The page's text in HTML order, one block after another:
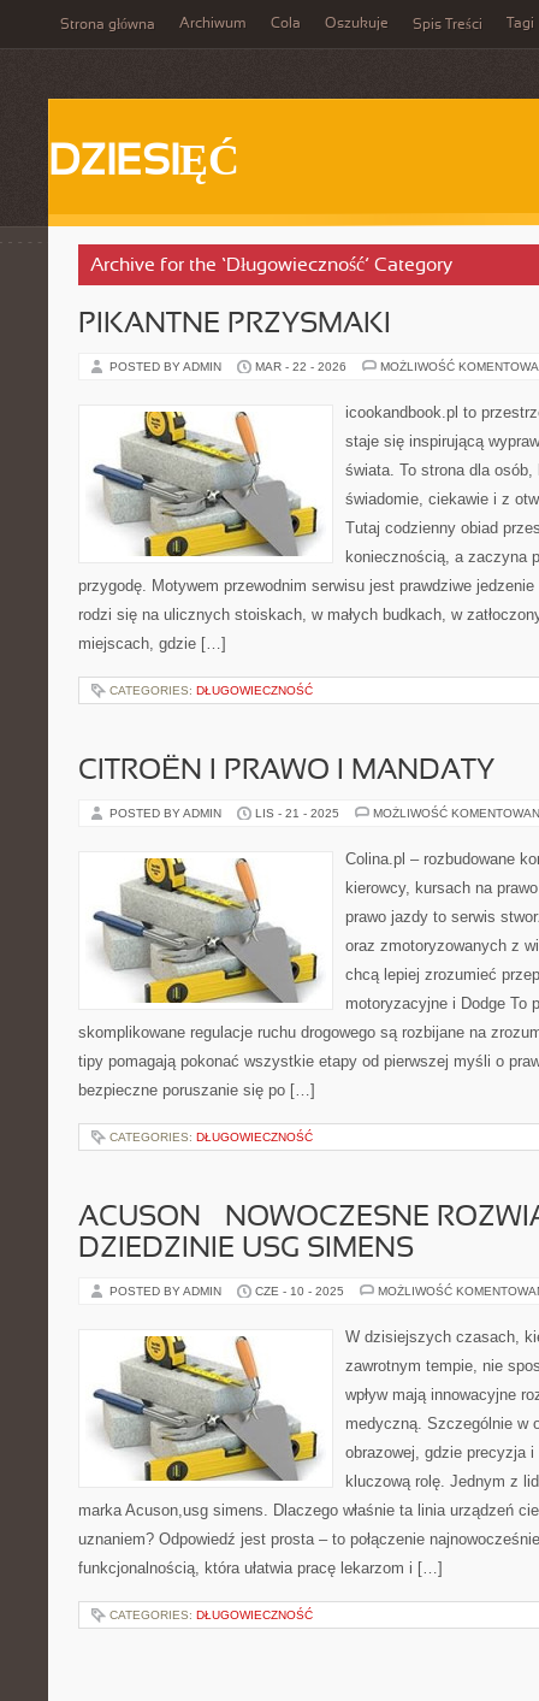
Strona główna Archiwum Cola Oszukuje Spis Treści Tagi
DZIESIĘĆ
Archive for the ‘Długowieczność’ Category
PIKANTNE PRZYSMAKI
POSTED BY ADMIN MAR - 22 - 2026 MOŻLIWOŚĆ
icookandbook.pl to
staje się inspirującą
świata. To strona dla
świadomie, ciekawie i z
Tutaj codzienny obiad
koniecznością, a zaczyna
przygodę. Motywem przewodnim serwisu jest prawdziwe
rodzi się na ulicznych stoiskach, w małych budkach, w
miejscach, gdzie […]
CATEGORIES: DŁUGOWIECZNOŚĆ
CITROËN I PRAWO I MANDATY
POSTED BY ADMIN LIS - 21 - 2025 MOŻLIWOŚĆ
Colina.pl – rozbudowane
kierowcy, kursach na
prawo jazdy to serwis
oraz zmotoryzowanych z
chcą lepiej zrozumieć
motoryzacyjne i Dodge To
skomplikowane regulacje ruchu drogowego są rozbijane na
tipy pomagają pokonać wszystkie etapy od pierwszej myśli o
bezpieczne poruszanie się po […]
CATEGORIES: DŁUGOWIECZNOŚĆ
ACUSON – NOWOCZESNE
DZIEDZINIE USG SIMENS
POSTED BY ADMIN CZE - 10 - 2025 MOŻLIWOŚĆ
W dzisiejszych czasach,
zawrotnym tempie, nie
wpływ mają innowacyjne
medyczną. Szczególnie w
obrazowej, gdzie precyzja
kluczową rolę. Jednym z
marka Acuson,usg simens. Dlaczego właśnie ta linia urządzeń
uznaniem? Odpowiedź jest prosta – to połączenie
funkcjonalnością, która ułatwia pracę lekarzom i […]
CATEGORIES: DŁUGOWIECZNOŚĆ